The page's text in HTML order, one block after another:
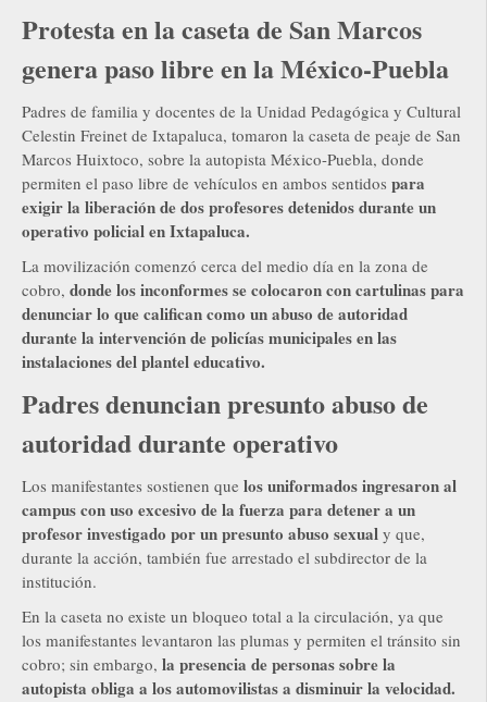
Protesta en la caseta de San Marcos
genera paso libre en la México-Puebla
Padres de familia y docentes de la Unidad Pedagógica y Cultural
Celestin Freinet de Ixtapaluca, tomaron la caseta de peaje de San
Marcos Huixtoco, sobre la autopista México-Puebla, donde
permiten el paso libre de vehículos en ambos sentidos para
exigir la liberación de dos profesores detenidos durante un
operativo policial en Ixtapaluca.
La movilización comenzó cerca del medio día en la zona de
cobro, donde los inconformes se colocaron con cartulinas para
denunciar lo que califican como un abuso de autoridad
durante la intervención de policías municipales en las
instalaciones del plantel educativo.
Padres denuncian presunto abuso de
autoridad durante operativo
Los manifestantes sostienen que los uniformados ingresaron al
campus con uso excesivo de la fuerza para detener a un
profesor investigado por un presunto abuso sexual y que,
durante la acción, también fue arrestado el subdirector de la
institución.
En la caseta no existe un bloqueo total a la circulación, ya que
los manifestantes levantaron las plumas y permiten el tránsito sin
cobro; sin embargo, la presencia de personas sobre la
autopista obliga a los automovilistas a disminuir la velocidad.